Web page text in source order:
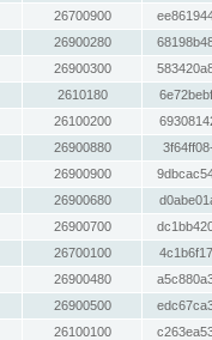
26700900
26900280
26900300
2610180
26100200
26900880
26900900
26900680
26900700
26700100
26900480
26900500
26100100